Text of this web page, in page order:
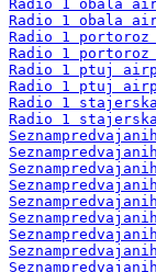
Radio 1 obala
Radio 1 obala
Radio 1
Radio 1
Radio 1 ptuj
Radio 1 ptuj
Radio 1
Radio 1